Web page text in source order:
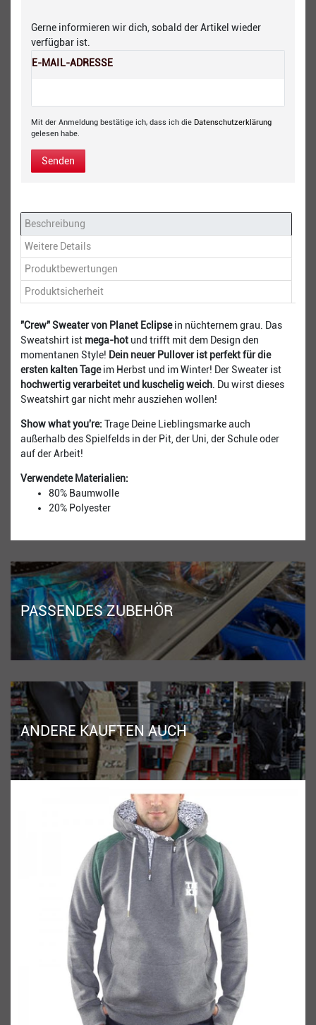
Gerne informieren wir dich, sobald der Artikel wieder
verfügbar ist.
E-MAIL-ADRESSE
Mit der Anmeldung bestätige ich, dass ich die Daten­schutz­erklärung
gelesen habe.
Senden
Beschreibung
Weitere Details
Produktbewertungen
Produktsicherheit
"Crew" Sweater von Planet Eclipsein nüchternem grau. Das
Sweatshirt ist mega-hot und trifft mit dem Design den
momentanen Style! Dein neuer Pullover ist perfekt für die
ersten kalten Tageim Herbst und im Winter! Der Sweater ist
hochwertig verarbeitet und kuschelig weich . Du wirst dieses
Sweatshirt gar nicht mehr ausziehen wollen!
Show what you're: Trage Deine Lieblingsmarke auch
außerhalb des Spielfelds in der Pit, der Uni, der Schule oder
auf der Arbeit!
Verwendete Materialien:
80% Baumwolle
20% Polyester
PASSENDES ZUBEHÖR
ANDERE KAUFTEN AUCH